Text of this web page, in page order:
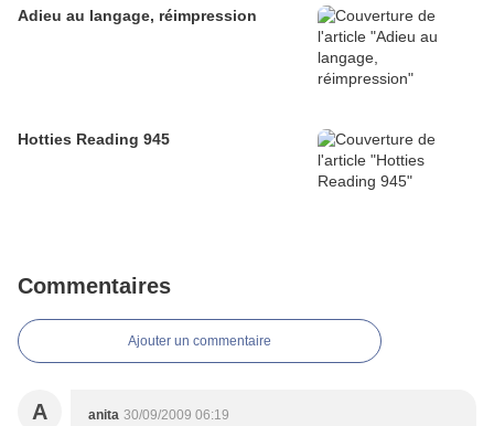
Adieu au langage, réimpression
Hotties Reading 945
Commentaires
Ajouter un commentaire
A anita 30/09/2009 06:19